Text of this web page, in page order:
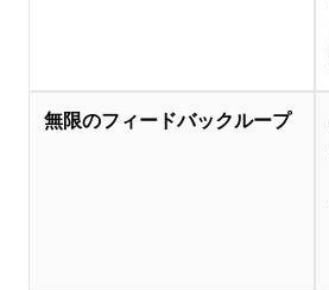
無限のフィードバックループ